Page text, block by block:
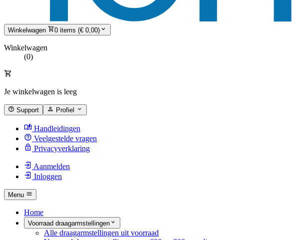
Winkelwagen 0 items (€ 0,00)
Winkelwagen
(0)
Je winkelwagen is leeg
Support Profiel
Handleidingen
Veelgestelde vragen
Privacyverklaring
Aanmelden
Inloggen
Menu
Home
Voorraad draagarmstellingen
Alle draagarmstellingen uit voorraad